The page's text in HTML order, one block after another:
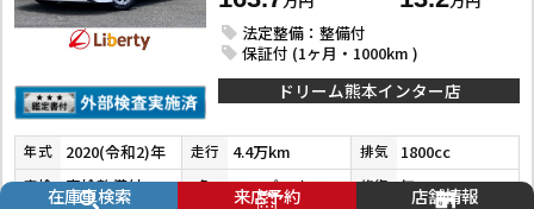
法定整備：整備付
保証付 (1ヶ月・1000km )
ドリーム熊本インター店
年式 2020(令和2)年 走行 4.4万km 排気 1800cc
車検 車検整備付 色 スーパーホワイトⅡ 修復 無
在庫車検索 来店予約 店舗情報